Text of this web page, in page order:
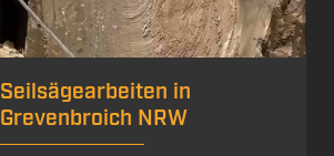
Zirkelsägen in Düsseldorf
Nordrhein-Westfalen